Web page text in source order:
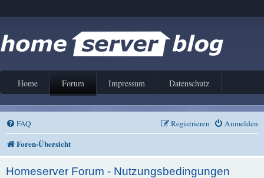
Home Forum Impressum Datenschutz
FAQ Anmelden
Registrieren
Foren-Übersicht
Homeserver Forum - Nutzungsbedingungen